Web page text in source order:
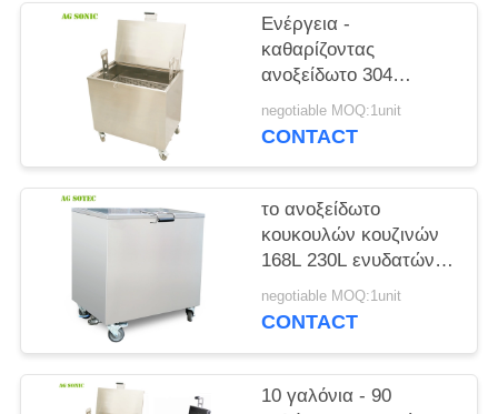
SITEMAP
PRIVACY
POLICY
Ενέργεια -
καθαρίζοντας
ανοξείδωτο 304
δεξαμενών
εξοπλισμού φούρνων
negotiable MOQ:1unit
CONTACT
το ανοξείδωτο
κουκουλών κουζινών
168L 230L ενυδατώνει
τη δεξαμενή με τις
κλειδώσιμες ρόδες
negotiable MOQ:1unit
CONTACT
10 γαλόνια - 90